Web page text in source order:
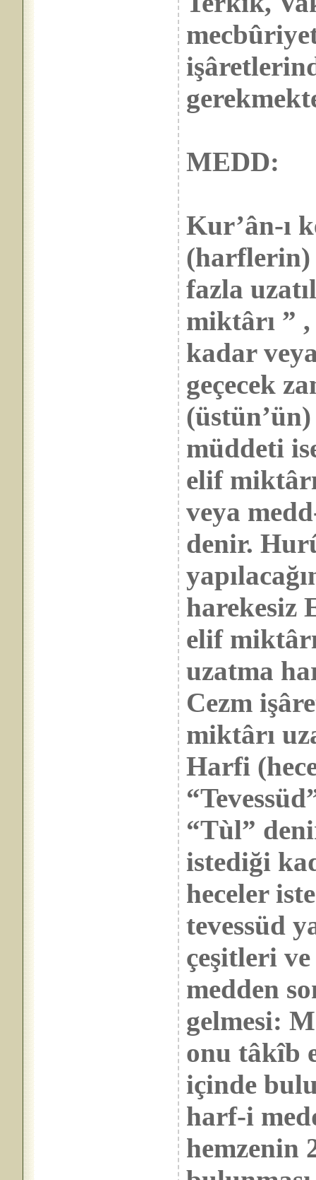
MEDD:
Kur’ân-ı
(harflerin)
fazla
miktârı ”
kadar
geçecek
müddeti
elif
veya
denir.
harekesiz
elif
uzatma
Cezm
miktârı
Harfi
“Tùl”
istediği
heceler
tevessüd
çeşitleri
medden
gelmesi:
onu tâkîb
içinde
harf-i
hemzenin